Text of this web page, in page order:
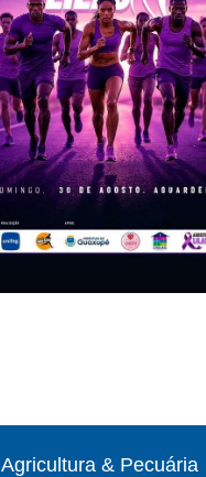
Agricultura & Pecuária